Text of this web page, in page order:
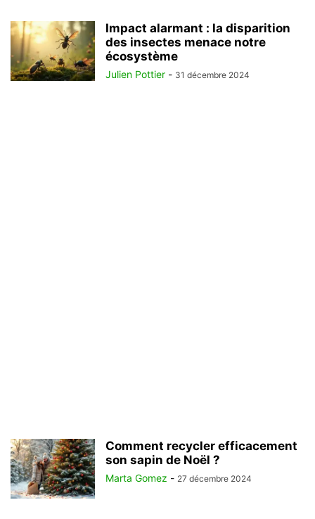
Impact alarmant : la disparition
des insectes menace notre
écosystème
Julien Pottier - 31 décembre 2024
Comment recycler efficacement
son sapin de Noël ?
Marta Gomez - 27 décembre 2024